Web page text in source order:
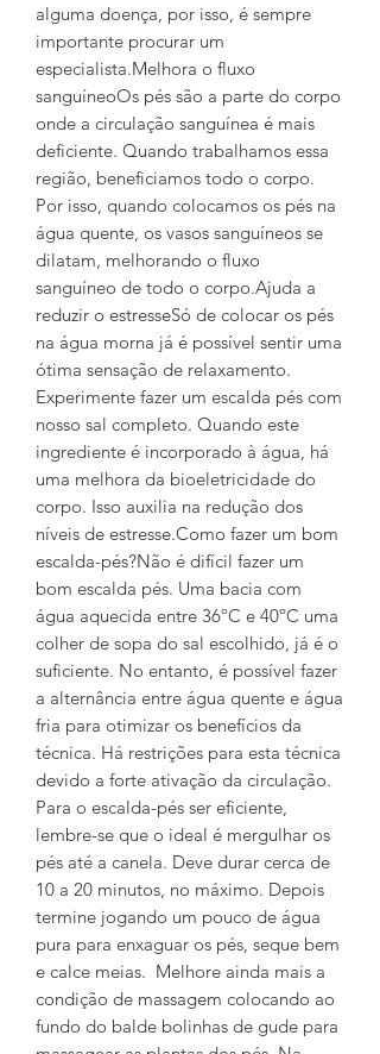
alguma doença, por isso, é sempre
importante procurar um
especialista.Melhora o fluxo
sanguíneoOs pés são a parte do corpo
onde a circulação sanguínea é mais
deficiente. Quando trabalhamos essa
região, beneficiamos todo o corpo.
Por isso, quando colocamos os pés na
água quente, os vasos sanguíneos se
dilatam, melhorando o fluxo
sanguíneo de todo o corpo.Ajuda a
reduzir o estresseSó de colocar os pés
na água morna já é possível sentir uma
ótima sensação de relaxamento.
Experimente fazer um escalda pés com
nosso sal completo. Quando este
ingrediente é incorporado à água, há
uma melhora da bioeletricidade do
corpo. Isso auxilia na redução dos
níveis de estresse.Como fazer um bom
escalda-pés?Não é difícil fazer um
bom escalda pés. Uma bacia com
água aquecida entre 36ºC e 40ºC uma
colher de sopa do sal escolhido, já é o
suficiente. No entanto, é possível fazer
a alternância entre água quente e água
fria para otimizar os benefícios da
técnica. Há restrições para esta técnica
devido a forte ativação da circulação.
Para o escalda-pés ser eficiente,
lembre-se que o ideal é mergulhar os
pés até a canela. Deve durar cerca de
10 a 20 minutos, no máximo. Depois
termine jogando um pouco de água
pura para enxaguar os pés, seque bem
e calce meias. Melhore ainda mais a
condição de massagem colocando ao
fundo do balde bolinhas de gude para